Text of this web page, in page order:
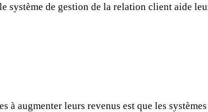
de gestion de la relation client aide
à augmenter leurs revenus est que les